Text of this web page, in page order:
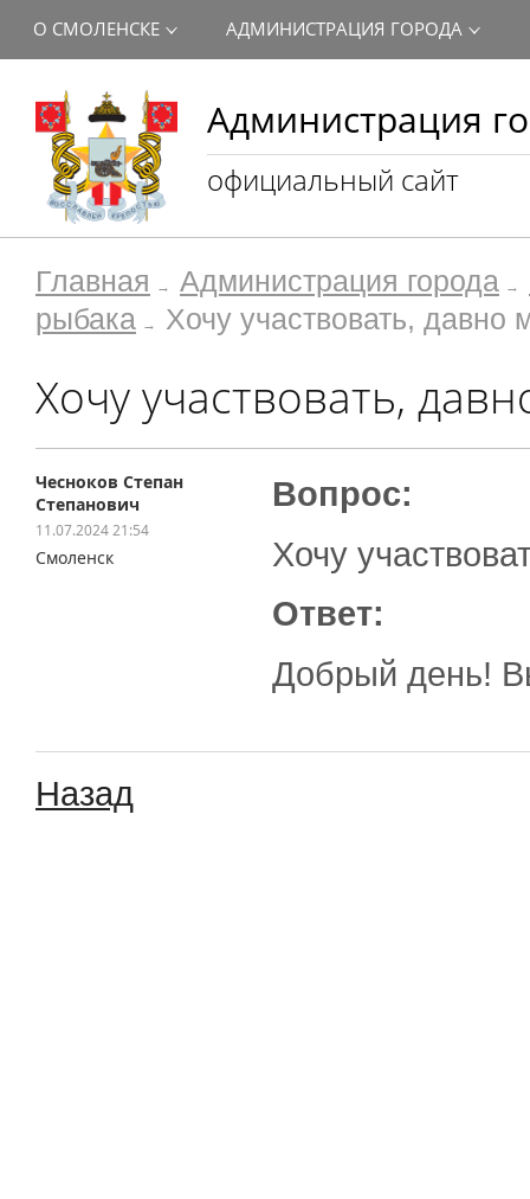
Администрация
официальный сайт
О СМОЛЕНСКЕ АДМИНИСТРАЦИЯ ГОРОДА
Главная Администрация города
рыбака
Хочу участвовать, давно
Хочу участвовать,
Чесноков Степан
Степанович
11.07.2024 21:54
Смоленск
Вопрос:
Хочу
Ответ:
Добрый день!
Назад